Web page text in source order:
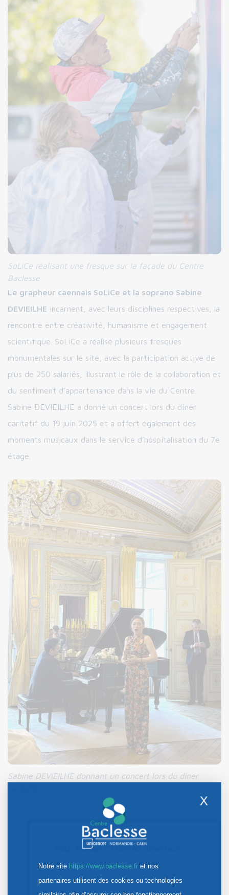
SoLiCe réalisant une fresque sur la façade du Centre
Baclesse
Le grapheur caennais SoLiCe et la soprano Sabine
DEVIEILHE incarnent, avec leurs disciplines respectives, la
rencontre entre créativité, humanisme et engagement
scientifique. SoLiCe a réalisé plusieurs fresques
monumentales sur le site, avec la participation active de
plus de 250 salariés, illustrant le rôle de la collaboration et
du sentiment d’appartenance dans la vie du Centre.
Sabine DEVIEILHE a donné un concert lors du dîner
caritatif du 19 juin 2025 et a offert également des
moments musicaux dans le service d’hospitalisation du 7e
étage.
Sabine DEVIEILHE donnant un concert lors du dîner
Pour Michael CANOVAS, directeur
général adjoint :
X
Notre site https://www.baclesse.fret nos
partenaires utilisent des cookies ou technologies